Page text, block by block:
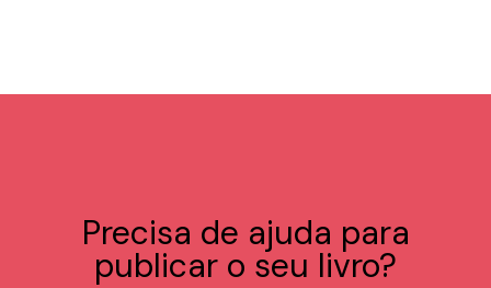
Precisa de ajuda para
publicar o seu livro?